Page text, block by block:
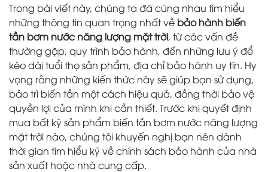
Trong bài viết này, chúng ta đã cùng nhau tìm hiểu
những thông tin quan trọng nhất về bảo hành biến
tần bơm nước năng lượng mặt trời, từ các vấn đề
thường gặp, quy trình bảo hành, đến những lưu ý để
kéo dài tuổi thọ sản phẩm, địa chỉ bảo hành uy tín. Hy
vọng rằng những kiến thức này sẽ giúp bạn sử dụng,
bảo trì biến tần một cách hiệu quả, đồng thời bảo vệ
quyền lợi của mình khi cần thiết. Trước khi quyết định
mua bất kỳ sản phẩm biến tần bơm nước năng lượng
mặt trời nào, chúng tôi khuyến nghị bạn nên dành
thời gian tìm hiểu kỹ về chính sách bảo hành của nhà
sản xuất hoặc nhà cung cấp.